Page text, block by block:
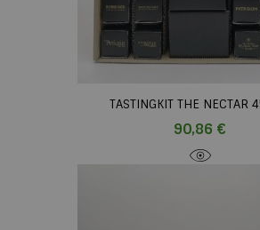
TASTINGKIT THE NECTAR
90,86 €Prix